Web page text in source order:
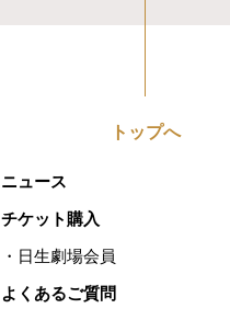
トップへ
ニュース
チケット購入
日生劇場会員
よくあるご質問